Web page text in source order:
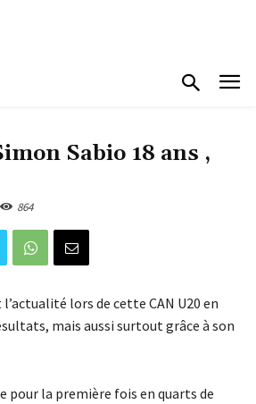
Sabio 18 ans ,
864
l’actualité lors de cette CAN U20 en
mais aussi surtout grâce à son
pour la première fois en quarts de